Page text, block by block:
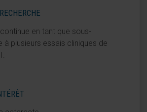
en tant que sous-
à plusieurs essais cliniques de